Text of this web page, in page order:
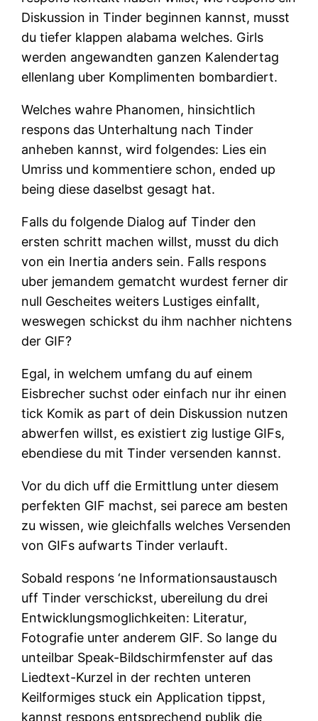
Diskussion in Tinder beginnen kannst, musst
du tiefer klappen alabama welches. Girls
werden angewandten ganzen Kalendertag
ellenlang uber Komplimenten bombardiert.
Welches wahre Phanomen, hinsichtlich
respons das Unterhaltung nach Tinder
anheben kannst, wird folgendes: Lies ein
Umriss und kommentiere schon, ended up
being diese daselbst gesagt hat.
Falls du folgende Dialog auf Tinder den
ersten schritt machen willst, musst du dich
von ein Inertia anders sein. Falls respons
uber jemandem gematcht wurdest ferner dir
null Gescheites weiters Lustiges einfallt,
weswegen schickst du ihm nachher nichtens
der GIF?
Egal, in welchem umfang du auf einem
Eisbrecher suchst oder einfach nur ihr einen
tick Komik as part of dein Diskussion nutzen
abwerfen willst, es existiert zig lustige GIFs,
ebendiese du mit Tinder versenden kannst.
Vor du dich uff die Ermittlung unter diesem
perfekten GIF machst, sei parece am besten
zu wissen, wie gleichfalls welches Versenden
von GIFs aufwarts Tinder verlauft.
Sobald respons ‘ne Informationsaustausch
uff Tinder verschickst, ubereilung du drei
Entwicklungsmoglichkeiten: Literatur,
Fotografie unter anderem GIF. So lange du
unteilbar Speak-Bildschirmfenster auf das
Liedtext-Kurzel in der rechten unteren
Keilformiges stuck ein Application tippst,
kannst respons entsprechend publik die